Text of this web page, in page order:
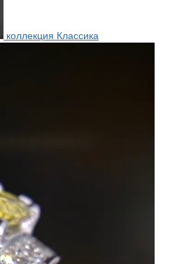
коллекция Классика